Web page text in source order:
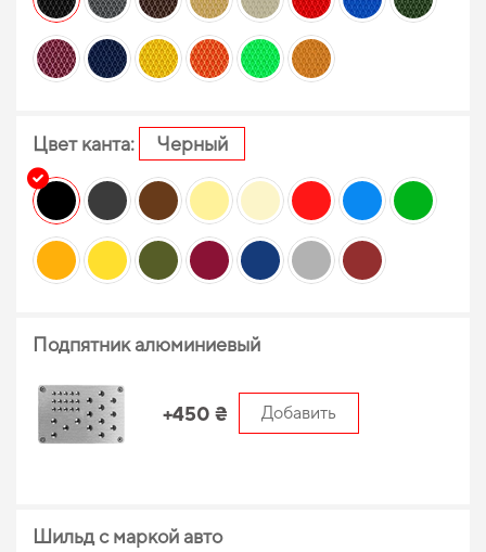
Цвет канта: Черный
Подпятник алюминиевый
+450 ₴ Добавить
Шильд с маркой авто